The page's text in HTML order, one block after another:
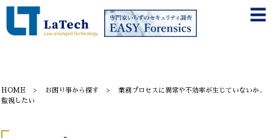
HOME お困り事から探す
業務プロセスに異常や不効率が生じていないか、
監視したい